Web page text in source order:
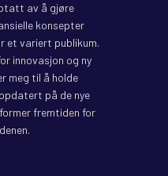
av å gjøre
konsepter
et variert publikum.
innovasjon og ny
meg til å holde
på de nye
fremtiden for